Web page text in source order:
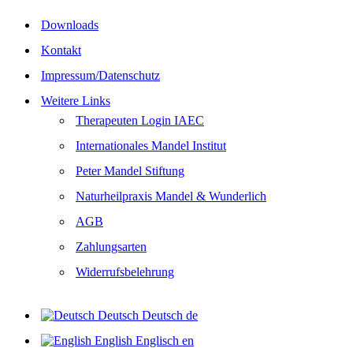
Downloads
Kontakt
Impressum/Datenschutz
Weitere Links
Therapeuten Login IAEC
Internationales Mandel Institut
Peter Mandel Stiftung
Naturheilpraxis Mandel & Wunderlich
AGB
Zahlungsarten
Widerrufsbelehrung
Deutsch Deutsch de
English Englisch en